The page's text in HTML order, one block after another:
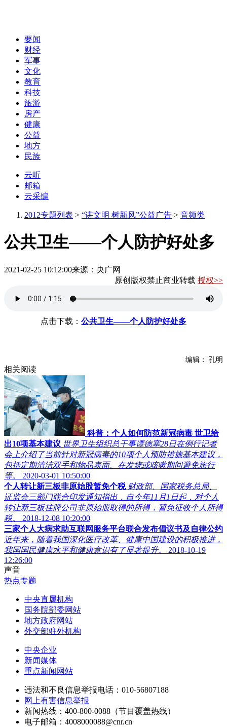
要闻
财经
军事
文化
教育
科技
旅游
房产
健康
公益
地方
民族
云听
邮箱
云采编
2012专题列表 > “讲文明 树新风”公益广告 > 音频类
公共卫生——个人防护好处多
2021-02-25 10:12:00来源：央广网
原创版权禁止商业转载 授权>>
点击下载： 公共卫生——个人防护好处多
编辑： 孔明
相关阅读
科普：个人如何防范新冠病毒 世卫给
出10项基本建议 世界卫生组织总干事谭德塞28日在例行记者
会上介绍了当前针对新冠病毒的10项个人预防措施基本建议，
包括定期清洁双手和物品表面、在发烧或咳嗽期间避免旅行
等。
2020-03-01 10:50:00
个人转让新三板非原始股暂免个税 财政部、国家税务总局、
证监会三部门联合印发通知指出，自今年11月1日起，对个人
转让新三板挂牌公司非原始股取得的所得，暂免征收个人所得
税。
2018-12-08 10:20:00
三家个人大病求助互联网服务平台联合发布倡议书及自律公约
近年来，随着我国深化医疗改革、健康中国建设的积极推进，
我国国民健康水平和健康意识有了显著提升。
2018-10-19
12:26:00
声音
热点专题
中央直属机构
国务院部委网站
地方政府网站
外交部驻外机构
中央企业
新闻媒体
重点新闻网站
违法和不良信息举报电话：010-56807188
网上有害信息举报
新闻热线：400-800-0088（节目覆盖热线）
电子邮箱：4008000088@cnr.cn